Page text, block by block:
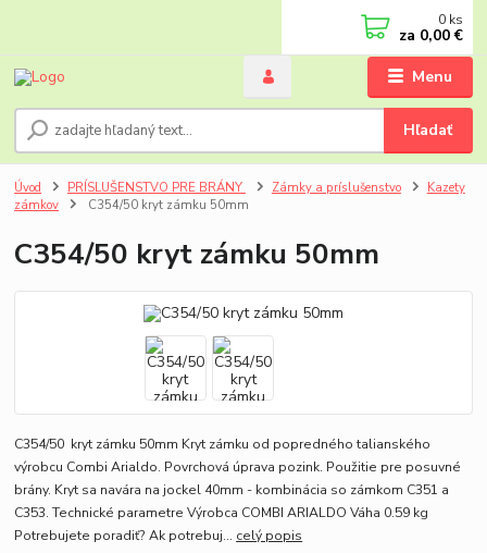
Menu
Hľadať
0 ks
za 0,00 €
Úvod PRÍSLUŠENSTVO PRE BRÁNY Zámky a príslušenstvo
Kazety
zámkov
C354/50 kryt zámku 50mm
C354/50 kryt zámku 50mm
C354/50 kryt zámku 50mm Kryt zámku od popredného talianského
výrobcu Combi Arialdo. Povrchová úprava pozink. Použitie pre posuvné
brány. Kryt sa navára na jockel 40mm - kombinácia so zámkom C351 a
C353. Technické parametre Výrobca COMBI ARIALDO Váha 0.59 kg
Potrebujete poradiť? Ak potrebuj... celý popis